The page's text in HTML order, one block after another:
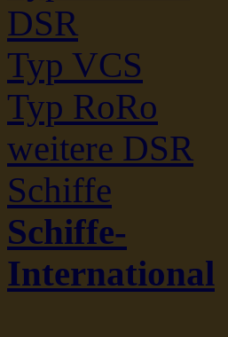
DSR
Typ VCS
Typ RoRo
weitere DSR
Schiffe
Schiffe-
International